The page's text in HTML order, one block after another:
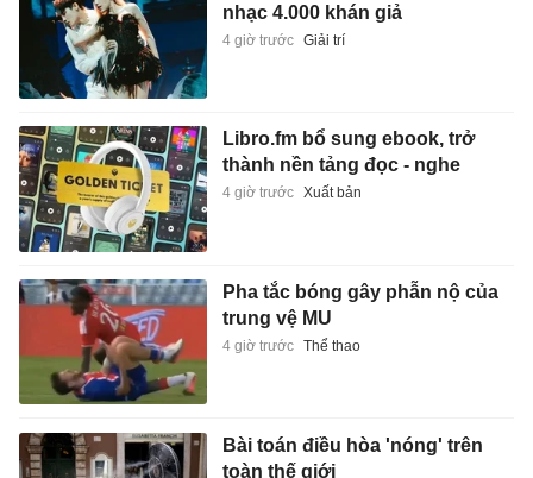
nhạc 4.000 khán giả
4 giờ trước Giải trí
Libro.fm bổ sung ebook, trở
thành nền tảng đọc - nghe
4 giờ trước Xuất bản
Pha tắc bóng gây phẫn nộ của
trung vệ MU
4 giờ trước Thể thao
Bài toán điều hòa 'nóng' trên
toàn thế giới